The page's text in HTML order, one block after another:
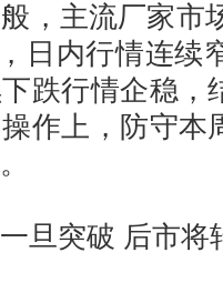
，主流厂家市
日内行情连
跌行情企稳，
作上，防守本
突破 后市将